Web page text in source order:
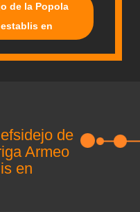
de la Popola
en
de
Armeo
en